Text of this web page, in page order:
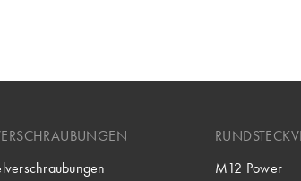
M12 Power